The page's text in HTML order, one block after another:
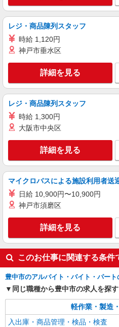
大阪府豊中市
キープ
レジ・商品陳列スタッフ
時給 1,120円
神戸市垂水区
詳細を見る
レジ・商品陳列スタッフ
時給 1,300円
大阪市中央区
詳細を見る
マイクロバスによる施設利用者送
日給 10,900円〜10,900円
神戸市須磨区
詳細を見る
このお仕事に関連する条件
豊中市のアルバイト・バイト・パート
同じ職種から豊中市の求人を探す
軽作業・製造
入出庫・商品管理・検品・検査